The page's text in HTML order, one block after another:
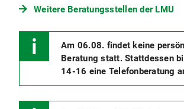
Weitere Beratungsstellen der LMU
Am 06.08. findet keine
Beratung statt. Stattdessen
14-16 eine Telefonberatung